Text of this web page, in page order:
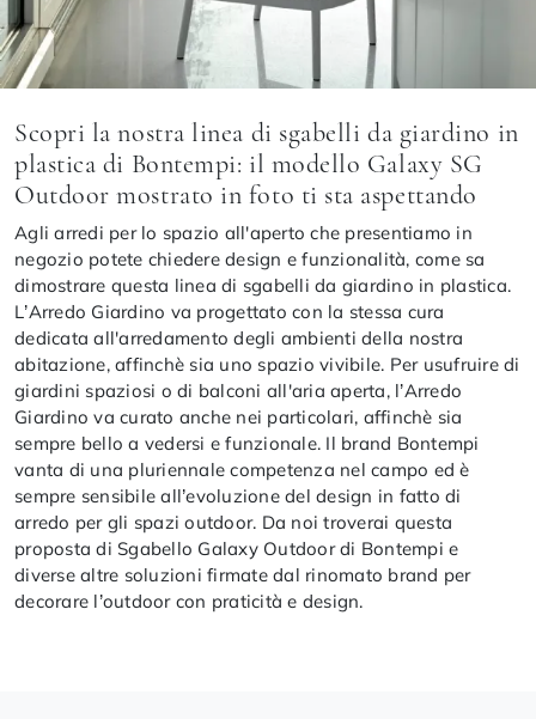
Scopri la nostra linea di sgabelli da giardino in
plastica di Bontempi: il modello Galaxy SG
Outdoor mostrato in foto ti sta aspettando
Agli arredi per lo spazio all'aperto che presentiamo in
negozio potete chiedere design e funzionalità, come sa
dimostrare questa linea di sgabelli da giardino in plastica.
L’Arredo Giardino va progettato con la stessa cura
dedicata all'arredamento degli ambienti della nostra
abitazione, affinchè sia uno spazio vivibile. Per usufruire di
giardini spaziosi o di balconi all'aria aperta, l’Arredo
Giardino va curato anche nei particolari, affinchè sia
sempre bello a vedersi e funzionale. Il brand Bontempi
vanta di una pluriennale competenza nel campo ed è
sempre sensibile all’evoluzione del design in fatto di
arredo per gli spazi outdoor. Da noi troverai questa
proposta di Sgabello Galaxy Outdoor di Bontempi e
diverse altre soluzioni firmate dal rinomato brand per
decorare l’outdoor con praticità e design.